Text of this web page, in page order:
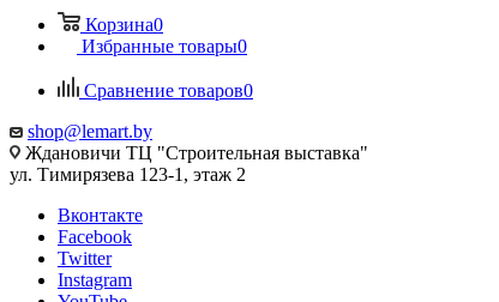
Корзина0
Избранные товары0
Сравнение товаров0
shop@lemart.by
Ждановичи ТЦ "Строительная выставка"
ул. Тимирязева 123-1, этаж 2
Вконтакте
Facebook
Twitter
Instagram